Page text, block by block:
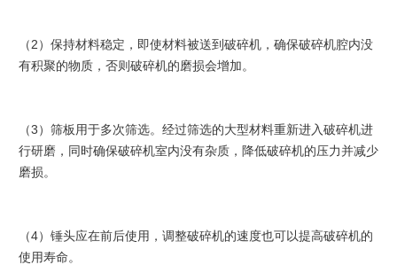
（2）保持材料稳定，即使材料被送到破碎机，确保破碎机腔内没
有积聚的物质，否则破碎机的磨损会增加。
（3） 筛板用于多次筛选。经过筛选的大型材料重新进入破碎机进
行研磨，同时确保破碎机室内没有杂质，降低破碎机的压力并减少
磨损。
（4） 锤头应在前后使用，调整破碎机的速度也可以提高破碎机的
使用寿命。